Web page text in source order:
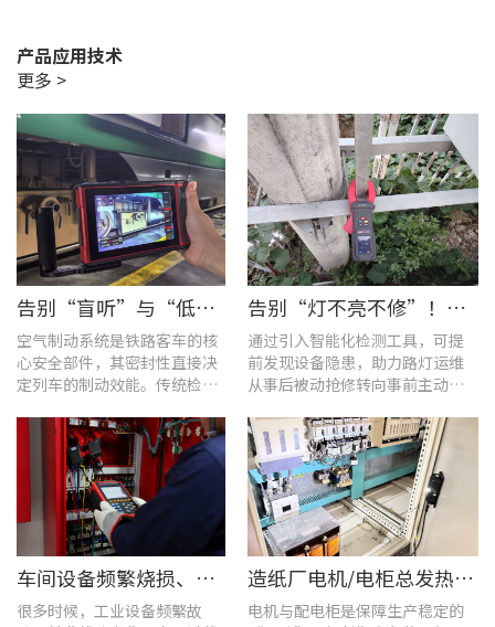
产品应用技术
更多 >
告别“盲听”与“低效” | 优利德智能检测方案助力铁路运维检修提质增效
空气制动系统是铁路客车的核
心安全部件，其密封性直接决
定列车的制动效能。传统检修
的排查方式，不仅耗时费力，
更易造成漏检
告别“灯不亮不修”！优利德产品组合赋能城市道路照明设施运维更高效
通过引入智能化检测工具，可提
前发现设备隐患，助力路灯运维
从事后被动抢修转向事前主动预
车间设备频繁烧损、无故停机?一台UT285C搞定电能质量隐患
很多时候，工业设备频繁故
造纸厂电机/电柜总发热？这套7×24h在线监测方案帮你“扼杀”热隐患！
电机与配电柜是保障生产稳定的